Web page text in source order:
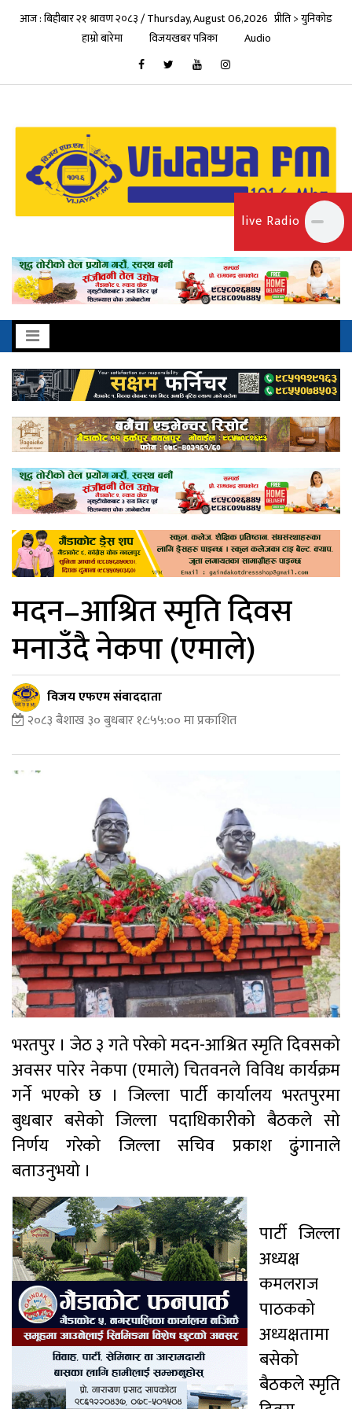
आज : बिहीबार २१ श्रावण २०८३ / Thursday, August 06,2026 प्रीति > युनिकोड
हाम्रो बारेमा
विजयखबर पत्रिका Audio
मदन–आश्रित स्मृति दिवस
मनाउँदै नेकपा (एमाले)
विजय एफएम संवाददाता
२०८३ बैशाख ३० बुधबार १८:५५:०० मा प्रकाशित
भरतपुर । जेठ ३ गते परेको मदन-आश्रित स्मृति दिवसको
अवसर पारेर नेकपा (एमाले) चितवनले विविध कार्यक्रम
गर्ने भएको छ । जिल्ला पार्टी कार्यालय भरतपुरमा
बुधबार बसेको जिल्ला पदाधिकारीको बैठकले सो
निर्णय गरेको जिल्ला सचिव प्रकाश ढुंगानाले
बताउनुभयो ।
पार्टी जिल्ला
अध्यक्ष
कमलराज
पाठकको
अध्यक्षतामा
बसेको
बैठकले स्मृति
live Radio